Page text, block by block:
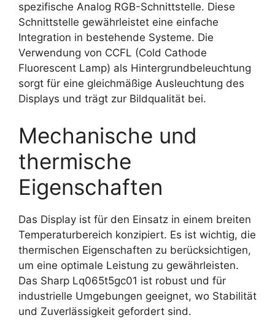
spezifische Analog RGB-Schnittstelle. Diese
Schnittstelle gewährleistet eine einfache
Integration in bestehende Systeme. Die
Verwendung von CCFL (Cold Cathode
Fluorescent Lamp) als Hintergrundbeleuchtung
sorgt für eine gleichmäßige Ausleuchtung des
Displays und trägt zur Bildqualität bei.
Mechanische und
thermische
Eigenschaften
Das Display ist für den Einsatz in einem breiten
Temperaturbereich konzipiert. Es ist wichtig, die
thermischen Eigenschaften zu berücksichtigen,
um eine optimale Leistung zu gewährleisten.
Das Sharp Lq065t5gc01 ist robust und für
industrielle Umgebungen geeignet, wo Stabilität
und Zuverlässigkeit gefordert sind.